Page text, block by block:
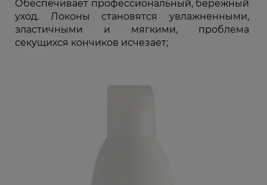
Обеспечивает профессиональный, бережный
уход. Локоны становятся увлажненными,
эластичными и мягкими, проблема
секущихся кончиков исчезает;